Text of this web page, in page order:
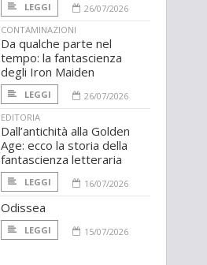
LEGGI
26/07/2026
CONTAMINAZIONI
Da qualche parte nel
tempo: la fantascienza
degli Iron Maiden
LEGGI
26/07/2026
EDITORIA
Dall’antichità alla Golden
Age: ecco la storia della
fantascienza letteraria
LEGGI 16/07/2026
Odissea
LEGGI 15/07/2026